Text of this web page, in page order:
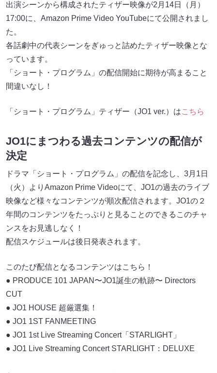
出演シーンから構成されたティザー映像が2月14日（月）
17:00に、Amazon Prime Video YouTubeにて公開されまし
た。
各話劇中の代表シーンをぎゅっと詰めたティザー映像とな
っています。
「ショート・プログラム」の配信開始に期待が高まること
間違いなし！
「ショート・プログラム」ティザー（JO1 ver.）はこちら
JO1にまつわる過去コンテンツの配信が
決定
ドラマ「ショート・プログラム」の配信を記念し、3月1日
（火）よりAmazon Prime Videoにて、JO1の過去のライブ
映像など様々なコンテンツが順次配信されます。JO1の２
年間のコンテンツをたっぷりと見ることのできるこのチャ
ンスをお見逃しなく！
配信スケジュールは後日発表されます。
このたび配信となるコンテンツはこちら！
● PRODUCE 101 JAPAN〜JO1誕生の軌跡〜 Directors
CUT
● JO1 HOUSE 超厳選集！
● JO1 1ST FANMEETING
● JO1 1st Live Streaming Concert「STARLIGHT」
● JO1 Live Streaming Concert STARLIGHT：DELUXE